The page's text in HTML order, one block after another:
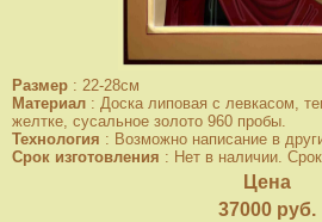
Размер : 22-28см
Материал : Доска липовая с левкасом,
желтке, сусальное золото 960 пробы.
Технология : Возможно написание в
Срок изготовления : Нет в наличии.
Цена
37000 руб.